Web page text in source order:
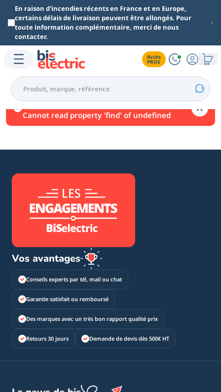
Aller au contenu principal
En raison d'incendies récents en France et en Europe,
certains délais de livraison peuvent être allongés. Pour
toute information complémentaire, merci de nous
contacter.
Accès
PROS
Une erreur est survenue.
Cannot read property 'find' of undefined
Vos avantages
Conseils experts par tél, mail ou chat
Garantie satisfait ou remboursé
Des marques avec un très bon rapport qualité prix
Retours 30 jours Demande de devis dès 500€ HT